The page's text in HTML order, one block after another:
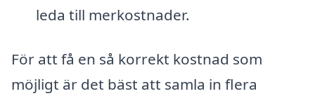
leda till merkostnader.
För att få en så korrekt kostnad som
möjligt är det bäst att samla in flera